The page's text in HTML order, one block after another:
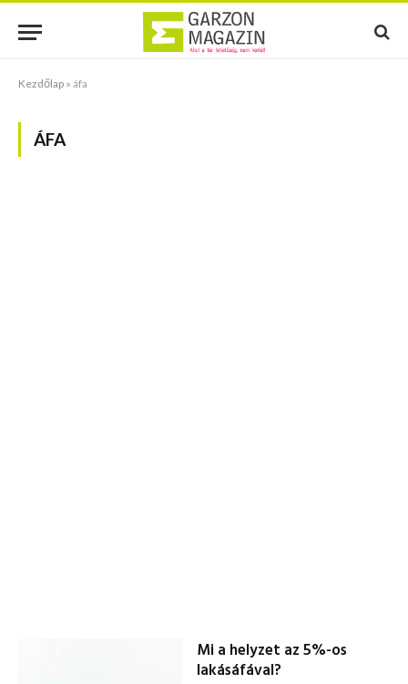
Kezdőlap » áfa
ÁFA
Mi a helyzet az 5%-os
lakásáfával?